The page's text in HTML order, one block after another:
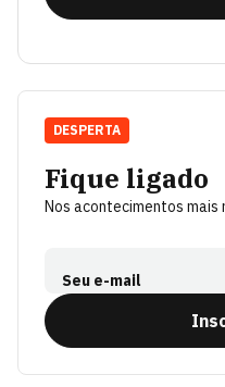
Fique ligado
Nos acontecimentos mais
Seu e-mail
DESPERTA